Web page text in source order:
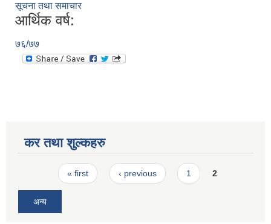
सूचना तथा समाचार
आर्थिक वर्ष:
७६/७७
कर तथा शुल्कहरु
Pages« first ‹ previous 1 2
अन्य